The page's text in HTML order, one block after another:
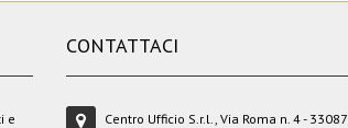
e
CONTATTACI
Centro Ufficio S.r.l., Via Roma n. 4 - 33087